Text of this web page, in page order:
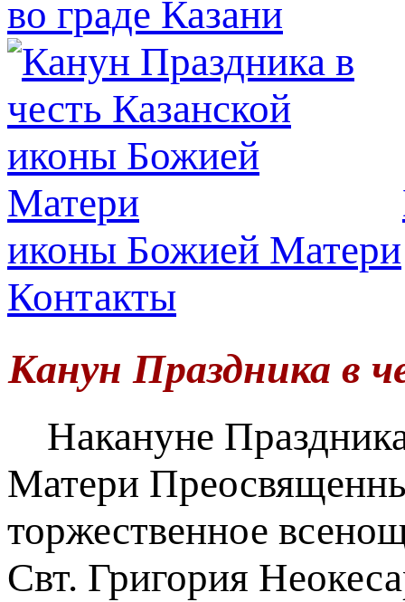
во граде Казани
иконы Божией Матери
Контакты
Канун Праздника в
Накануне
Матери
торжественное
Свт. Григория